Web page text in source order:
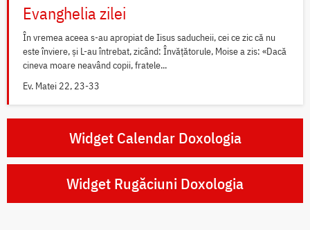
Evanghelia zilei
În vremea aceea s-au apropiat de Iisus saducheii, cei ce zic că nu
este înviere, și L-au întrebat, zicând: Învățătorule, Moise a zis: «Dacă
cineva moare neavând copii, fratele...
Ev. Matei 22, 23-33
Widget Calendar Doxologia
Widget Rugăciuni Doxologia